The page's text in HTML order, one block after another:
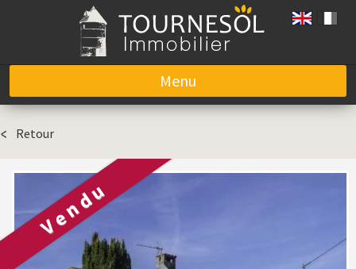
Menu
Aller au contenu
Retour
Vendu